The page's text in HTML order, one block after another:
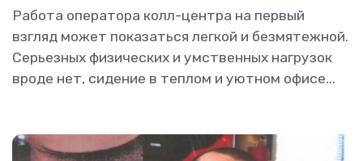
Работа оператора колл-центра на первый
взгляд может показаться легкой и безмятежной.
Серьезных физических и умственных нагрузок
вроде нет, сидение в теплом и уютном офисе...